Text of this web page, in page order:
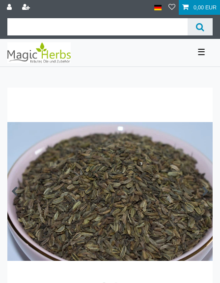
0,00 EUR
☰